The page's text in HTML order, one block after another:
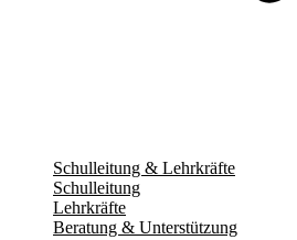
Schulleitung & Lehrkräfte
Schulleitung
Lehrkräfte
Beratung & Unterstützung